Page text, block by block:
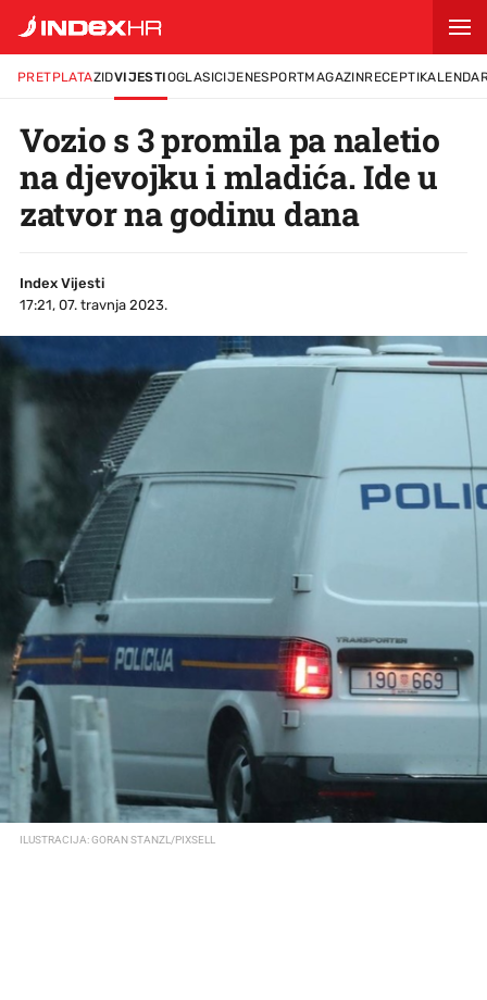
PRETPLATAZIDVIJESTIOGLASICIJENESPORTMAGAZINRECEPTI
Vozio s 3 promila pa naletio
na djevojku i mladića. Ide u
zatvor na godinu dana
Index Vijesti
17:21, 07. travnja 2023.
ILUSTRACIJA: GORAN STANZL/PIXSELL